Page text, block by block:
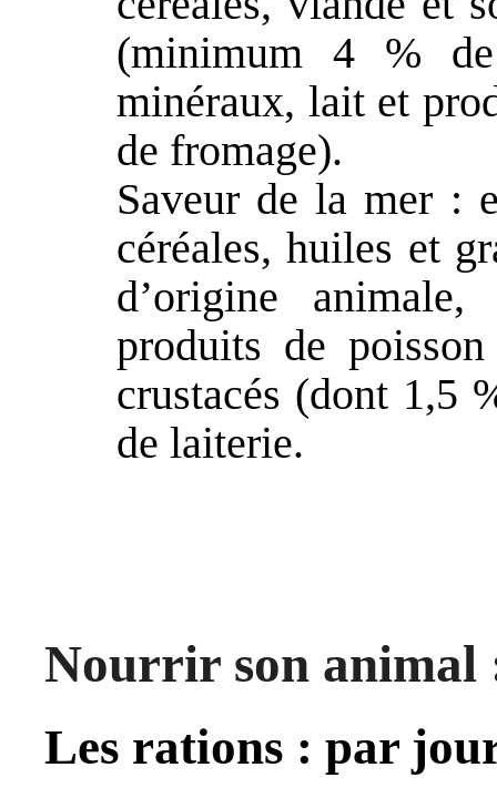
(minimum 4 %
minéraux, lait et
de fromage).
Saveur de la mer :
céréales, huiles et
d’origine
produits de
crustacés (dont 1,5
de laiterie.
Nourrir son animal
Les rations : par